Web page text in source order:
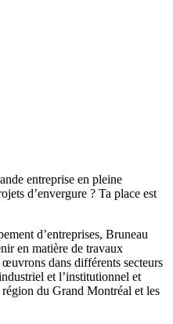
entreprise en pleine
d’envergure ? Ta place est
d’entreprises, Bruneau
en matière de travaux
dans différents secteurs
et l’institutionnel et
du Grand Montréal et les